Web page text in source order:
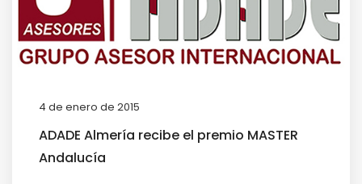
4 de enero de 2015
ADADE Almería recibe el premio MASTER
Andalucía